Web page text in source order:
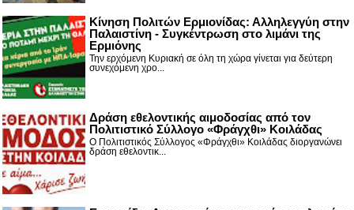
Κίνηση Πολιτών Ερμιονίδας: Αλληλεγγύη στην
Παλαιστίνη - Συγκέντρωση στο λιμάνι της
Ερμιόνης
Την ερχόμενη Κυριακή σε όλη τη χώρα γίνεται για δεύτερη
συνεχόμενη χρο...
Δράση εθελοντικής αιμοδοσίας από τον
Πολιτιστικό Σύλλογο «Φράγχθι» Κοιλάδας
Ο Πολιτιστικός Σύλλογος «Φράγχθι» Κοιλάδας διοργανώνει
δράση εθελοντικ...